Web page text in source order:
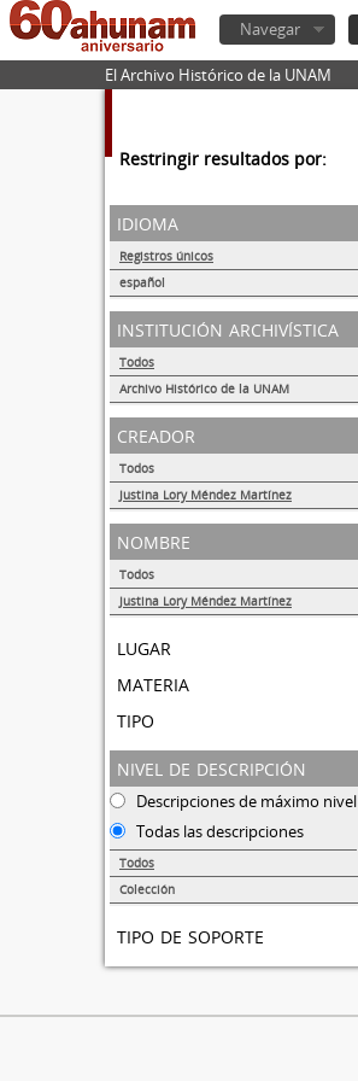
Navegar
El Archivo Histórico de la UNAM
Restringir resultados por:
idioma
Registros únicos
español
institución archivística
Todos
Archivo Histórico de la UNAM
creador
Todos
Justina Lory Méndez Martínez
nombre
Todos
Justina Lory Méndez Martínez
lugar
materia
tipo
nivel de descripción
Descripciones de máximo nivel
Todas las descripciones
Todos
Colección
tipo de soporte